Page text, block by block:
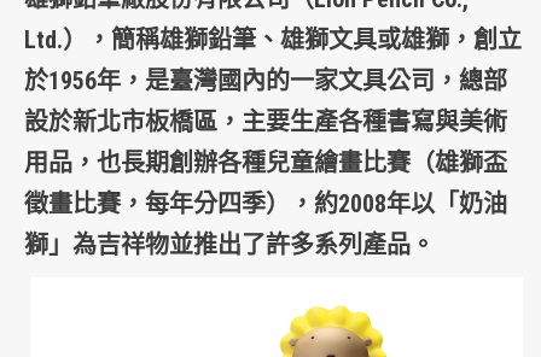
Ltd.），簡稱雄獅鉛筆 、 雄獅文具或雄獅 ，創立
於1956年，是臺灣國內的一家文具公司，總部
設於新北市板橋區 ，主要生產各種書寫與美術
用品，也長期創辦各種兒童繪畫比賽（雄獅盃
徵畫比賽，每年分四季），約2008年以「奶油
獅」為吉祥物並推出了許多系列產品。